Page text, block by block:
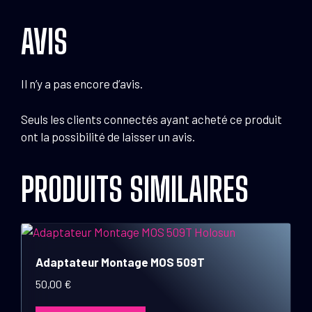
AVIS
Il n’y a pas encore d’avis.
Seuls les clients connectés ayant acheté ce produit
ont la possibilité de laisser un avis.
PRODUITS SIMILAIRES
Adaptateur Montage MOS 509T
50,00 €